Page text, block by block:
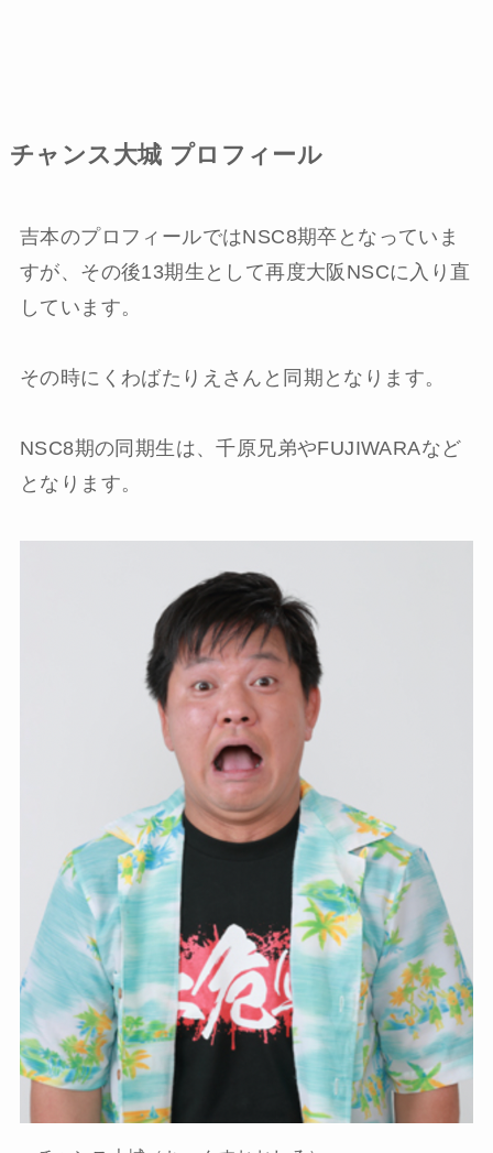
チャンス大城 プロフィール
吉本のプロフィールではNSC8期卒となっていま
すが、その後13期生として再度大阪NSCに入り直
しています。
その時にくわばたりえさんと同期となります。
NSC8期の同期生は、千原兄弟やFUJIWARAなど
となります。